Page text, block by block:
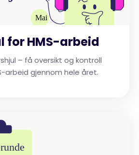
for HMS-arbeid
– få oversikt og kontroll
arbeid gjennom hele året.